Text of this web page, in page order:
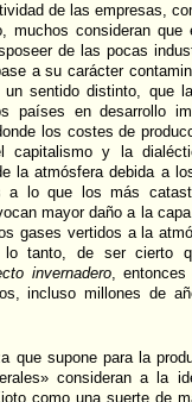
de las empresas,
muchos consideran
de las pocas
a su carácter
sentido distinto, que
países en desarrollo
los costes de
capitalismo y la
la atmósfera debida a
a lo que los más
mayor daño a la
gases vertidos a la
lo tanto, de ser cierto
invernadero, entonces
incluso millones de
que supone para la
consideran a la
como una suerte de